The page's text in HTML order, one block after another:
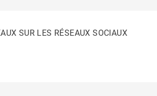
SUR LES RÉSEAUX SOCIAUX